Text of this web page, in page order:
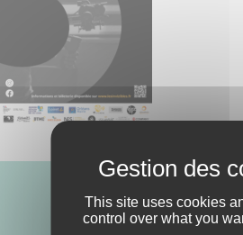
ABONNE-
This site uses cookies
control over what you